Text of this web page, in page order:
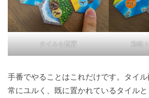
タイルを配置 動物
手番でやることはこれだけです。タイ
常にユルく、既に置かれているタイル